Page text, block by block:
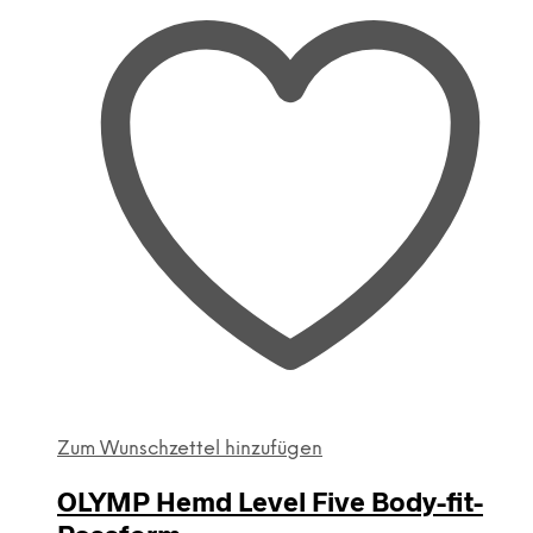
auf
der
Produktseite
gewählt
Zum Wunschzettel hinzufügen
OLYMP Hemd Level Five Body-fit-